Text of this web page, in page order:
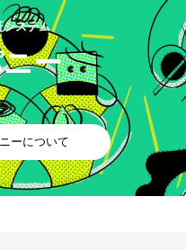
システム
ー
ーについて